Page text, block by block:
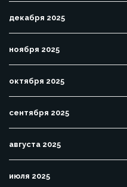
декабря 2025
ноября 2025
октября 2025
сентября 2025
августа 2025
июля 2025